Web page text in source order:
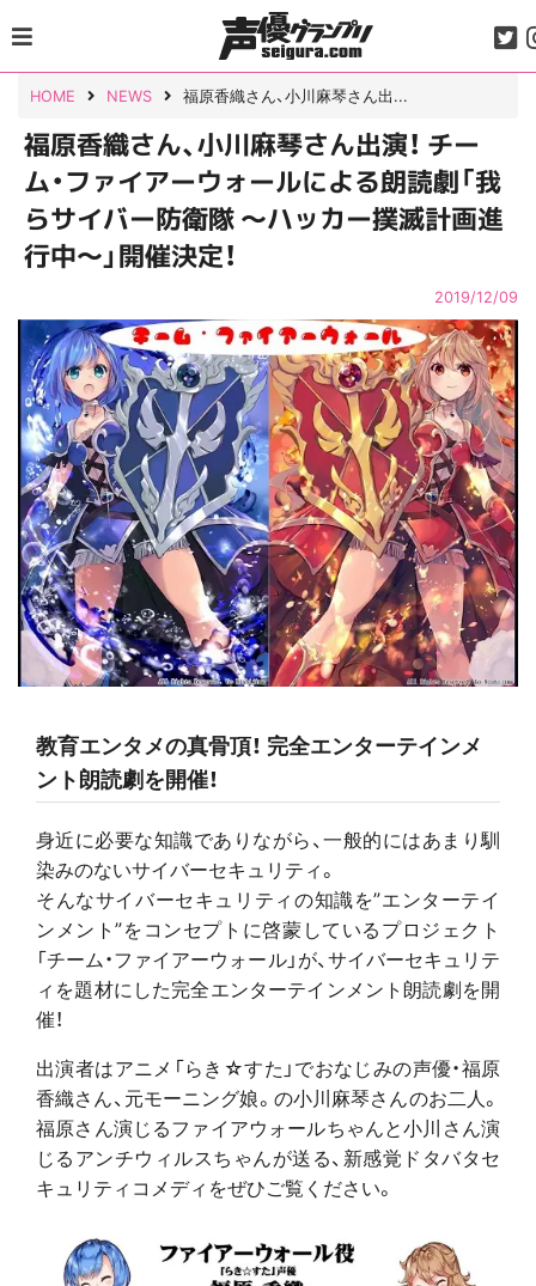
to
content
HOME NEWS 福原香織さん、小川麻琴さん出...
福原香織さん、小川麻琴さん出演！ チー
ム・ファイアーウォールによる朗読劇「我
らサイバー防衛隊 ～ハッカー撲滅計画進
行中～」開催決定！
2019/12/09
教育エンタメの真骨頂！ 完全エンターテインメ
ント朗読劇を開催！
身近に必要な知識でありながら、一般的にはあまり馴
染みのないサイバーセキュリティ。
そんなサイバーセキュリティの知識を”エンターテイ
ンメント”をコンセプトに啓蒙しているプロジェクト
「チーム・ファイアーウォール」が、サイバーセキュリテ
ィを題材にした完全エンターテインメント朗読劇を開
催！
出演者はアニメ「らき☆すた」でおなじみの声優・福原
香織さん、元モーニング娘。の小川麻琴さんのお二人。
福原さん演じるファイアウォールちゃんと小川さん演
じるアンチウィルスちゃんが送る、新感覚ドタバタセ
キュリティコメディをぜひご覧ください。